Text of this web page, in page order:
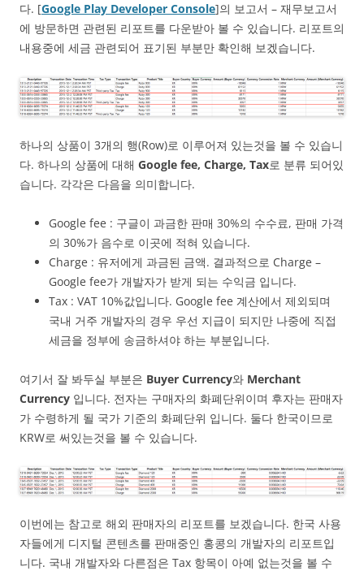
다. [Google Play Developer Console]의 보고서 – 재무보고서
에 방문하면 관련된 리포트를 다운받아 볼 수 있습니다. 리포트의
내용중에 세금 관련되어 표기된 부분만 확인해 보겠습니다.
하나의 상품이 3개의 행(Row)로 이루어져 있는것을 볼 수 있습니
다. 하나의 상품에 대해 Google fee, Charge, Tax로 분류 되어있
습니다. 각각은 다음을 의미합니다.
Google fee : 구글이 과금한 판매 30%의 수수료, 판매 가격
의 30%가 음수로 이곳에 적혀 있습니다.
Charge : 유저에게 과금된 금액. 결과적으로 Charge –
Google fee가 개발자가 받게 되는 수익금 입니다.
Tax : VAT 10%값입니다. Google fee 계산에서 제외되며
국내 거주 개발자의 경우 우선 지급이 되지만 나중에 직접
세금을 정부에 송금하셔야 하는 부분입니다.
여기서 잘 봐두실 부분은 Buyer Currency와 Merchant
Currency 입니다. 전자는 구매자의 화폐단위이며 후자는 판매자
가 수령하게 될 국가 기준의 화폐단위 입니다. 둘다 한국이므로
KRW로 써있는것을 볼 수 있습니다.
이번에는 참고로 해외 판매자의 리포트를 보겠습니다. 한국 사용
자들에게 디지털 콘텐츠를 판매중인 홍콩의 개발자의 리포트입
니다. 국내 개발자와 다른점은 Tax 항목이 아예 없는것을 볼 수